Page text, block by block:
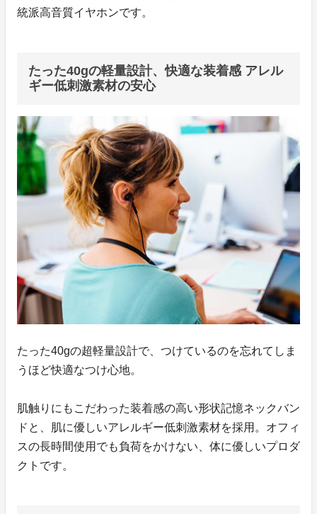
統派高音質イヤホンです。
たった40gの軽量設計、快適な装着感 アレル
ギー低刺激素材の安心
たった40gの超軽量設計で、つけているのを忘れてしま
うほど快適なつけ心地。
肌触りにもこだわった装着感の高い形状記憶ネックバン
ドと、肌に優しいアレルギー低刺激素材を採用。オフィ
スの長時間使用でも負荷をかけない、体に優しいプロダ
クトです。